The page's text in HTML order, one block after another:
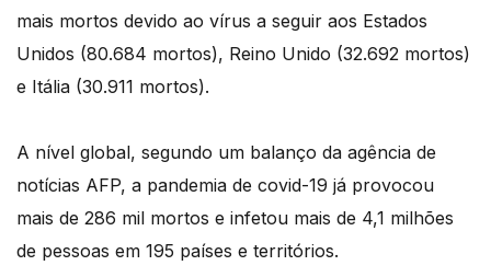
mais mortos devido ao vírus a seguir aos Estados
Unidos (80.684 mortos), Reino Unido (32.692 mortos)
e Itália (30.911 mortos).
A nível global, segundo um balanço da agência de
notícias AFP, a pandemia de covid-19 já provocou
mais de 286 mil mortos e infetou mais de 4,1 milhões
de pessoas em 195 países e territórios.